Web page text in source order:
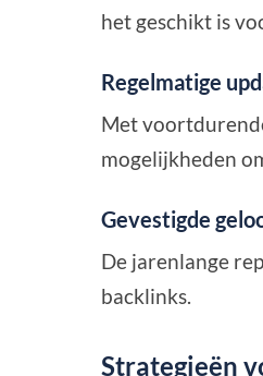
het geschikt is
Regelmatige
Met
mogelijkheden
Gevestigde
De jarenlange
backlinks.
Strategieën